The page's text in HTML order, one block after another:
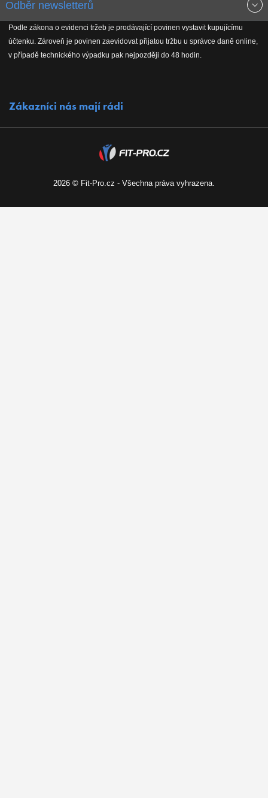
Reklamační řád
Koho podporujeme
Odběr newsletterů
Podle zákona o evidenci tržeb je prodávající povinen vystavit kupujícímu
účtenku. Zároveň je povinen zaevidovat přijatou tržbu u správce daně online,
v případě technického výpadku pak nejpozději do 48 hodin.
Zákazníci nás mají rádi
2026 © Fit-Pro.cz - Všechna práva vyhrazena.